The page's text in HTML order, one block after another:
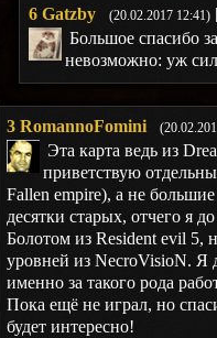
6 Gatzby (20.02.2017 12:41)
Большое спасибо
невозможно: уж
3 RomannoFomini
Эта карта ведь из
приветствую
Fallen empire), а не
десятки старых, отчего я
Болотом из Resident evil 5,
уровней из NecroVisioN. Я
именно за такого рода
Пока ещё не играл, но
будет интересно!